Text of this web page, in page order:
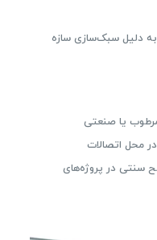
دلیل سبک‌سازی سازه
یا صنعتی
محل اتصالات
سنتی در پروژه‌های